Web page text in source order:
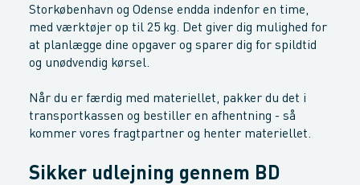
Storkøbenhavn og Odense endda indenfor en time,
med værktøjer op til 25 kg. Det giver dig mulighed for
at planlægge dine opgaver og sparer dig for spildtid
og unødvendig kørsel.
Når du er færdig med materiellet, pakker du det i
transportkassen og bestiller en afhentning - så
kommer vores fragtpartner og henter materiellet.
Sikker udlejning gennem BD